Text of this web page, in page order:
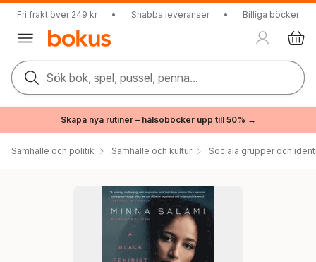
Fri frakt över 249 kr • Snabba leveranser • Billiga böcker
Sök bok, spel, pussel, penna...
Skapa nya rutiner – hälsoböcker upp till 50% →
Samhälle och politik Samhälle och kultur Sociala grupper och